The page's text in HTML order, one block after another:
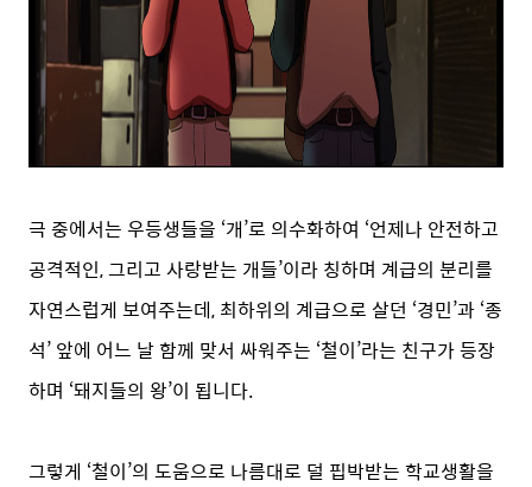
극 중에서는 우등생들을 ‘개’로 의수화하여 ‘언제나 안전하고
공격적인, 그리고 사랑받는 개들’이라 칭하며 계급의 분리를
자연스럽게 보여주는데, 최하위의 계급으로 살던 ‘경민’과 ‘종
석’ 앞에 어느 날 함께 맞서 싸워주는 ‘철이’라는 친구가 등장
하며 ‘돼지들의 왕’이 됩니다.
그렇게 ‘철이’의 도움으로 나름대로 덜 핍박받는 학교생활을